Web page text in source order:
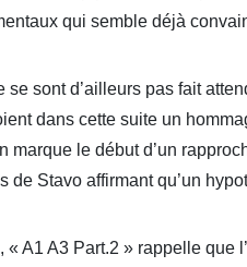
qui semble déjà
sont d’ailleurs pas fait
dans cette suite un
marque le début d’un
Stavo affirmant qu’un
A1 A3 Part.2 » rappelle que